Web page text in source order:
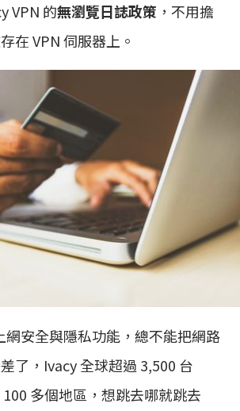
VPN 的無瀏覽日誌政策 ，不用擔
在 VPN 伺服器上。
網安全與隱私功能，總不能把網路
了，Ivacy 全球超過 3,500 台
多個地區，想跳去哪就跳去